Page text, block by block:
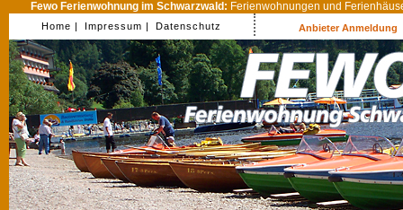
Fewo Ferienwohnung im Schwarzwald: Ferienwohnungen und
Home | Impressum | Datenschutz Anbieter Anmeldung